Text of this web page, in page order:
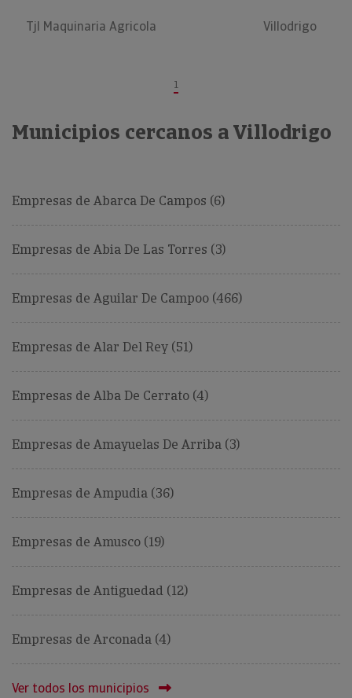
Tjl Maquinaria Agricola Villodrigo
1
Municipios cercanos a Villodrigo
Empresas de Abarca De Campos (6)
Empresas de Abia De Las Torres (3)
Empresas de Aguilar De Campoo (466)
Empresas de Alar Del Rey (51)
Empresas de Alba De Cerrato (4)
Empresas de Amayuelas De Arriba (3)
Empresas de Ampudia (36)
Empresas de Amusco (19)
Empresas de Antiguedad (12)
Empresas de Arconada (4)
Ver todos los municipios